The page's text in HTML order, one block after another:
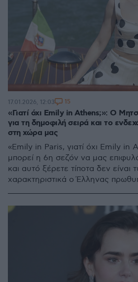
«Γιατί όχι Emily in Athens;»: Ο
για τη δημοφιλή σειρά και το
στη χώρα μας
«Emily in Paris, γιατί όχι Emily in
μπορεί η 6η σεζόν να μας
και αυτό ξέρετε τίποτα δεν είναι
χαρακτηριστικά ο Έλληνας
17.01.2026, 12:03 15